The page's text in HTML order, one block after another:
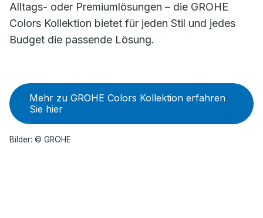
Alltags- oder Premiumlösungen – die GROHE
Colors Kollektion bietet für jeden Stil und jedes
Budget die passende Lösung.
Mehr zu GROHE Colors Kollektion erfahren
Sie hier
Bilder: © GROHE